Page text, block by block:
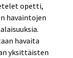
opetti,
havaintojen
havaita
yksittäisten